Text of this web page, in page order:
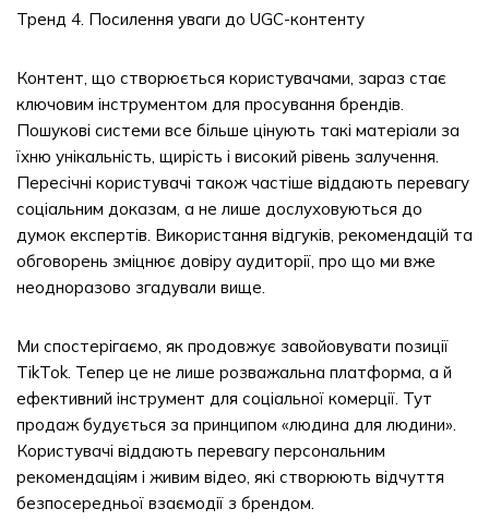
Тренд 4. Посилення уваги до UGC-контенту
Контент, що створюється користувачами, зараз стає
ключовим інструментом для просування брендів.
Пошукові системи все більше цінують такі матеріали за
їхню унікальність, щирість і високий рівень залучення.
Пересічні користувачі також частіше віддають перевагу
соціальним доказам, а не лише дослуховуються до
думок експертів. Використання відгуків, рекомендацій та
обговорень зміцнює довіру аудиторії, про що ми вже
неодноразово згадували вище.
Ми спостерігаємо, як продовжує завойовувати позиції
TikTok. Тепер це не лише розважальна платформа, а й
ефективний інструмент для соціальної комерції. Тут
продаж будується за принципом «людина для людини».
Користувачі віддають перевагу персональним
рекомендаціям і живим відео, які створюють відчуття
безпосередньої взаємодії з брендом.